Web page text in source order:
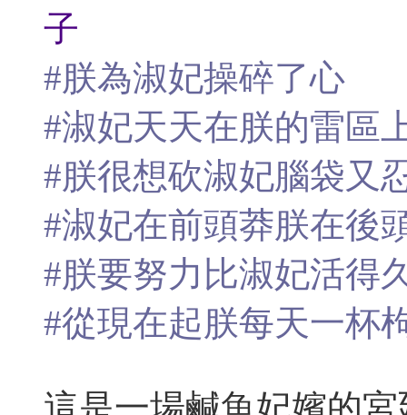
子
#朕為淑妃操碎了心
#淑妃天天在朕的雷區
#朕很想砍淑妃腦袋又
#淑妃在前頭莽朕在後
#朕要努力比淑妃活得
#從現在起朕每天一杯
這是一場鹹魚妃嬪的